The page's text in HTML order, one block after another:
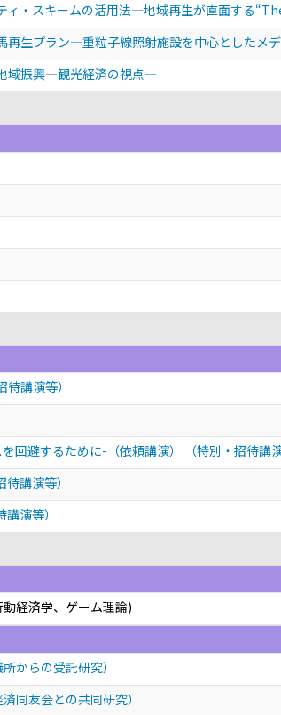
ィ・スキームの活用法—地域再生が直面する
再生プラン—重粒子線照射施設を中心としたメ
域振興—観光経済の視点—
待講演等）
回避するために-（依頼講演）
（特別・招待講
待講演等）
講演等）
経済学、ゲーム理論)
からの受託研究）
同友会との共同研究）